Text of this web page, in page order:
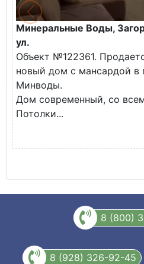
Минеральные Воды,
ул.
Объект №122361.
новый дом с мансардой в
Минводы.
Дом современный, со
Потолки...
8 (800)
8 (928) 326-92-45